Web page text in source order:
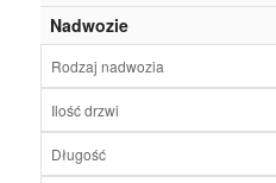
Nadwozie
Rodzaj nadwozia
Ilość drzwi
Długość